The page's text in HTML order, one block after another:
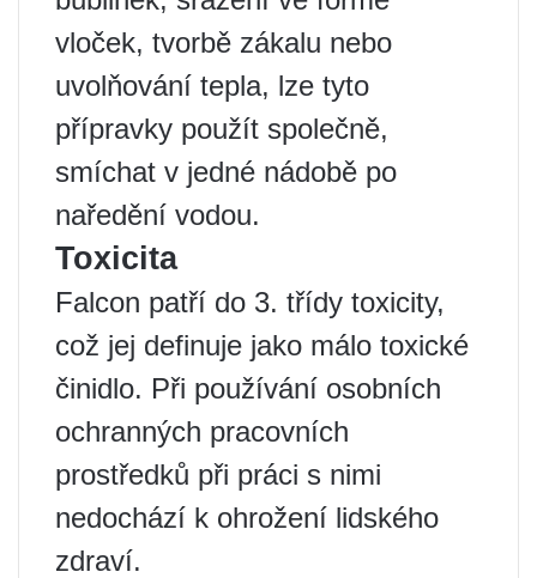
vloček, tvorbě zákalu nebo
uvolňování tepla, lze tyto
přípravky použít společně,
smíchat v jedné nádobě po
naředění vodou.
Toxicita
Falcon patří do 3. třídy toxicity,
což jej definuje jako málo toxické
činidlo. Při používání osobních
ochranných pracovních
prostředků při práci s nimi
nedochází k ohrožení lidského
zdraví.